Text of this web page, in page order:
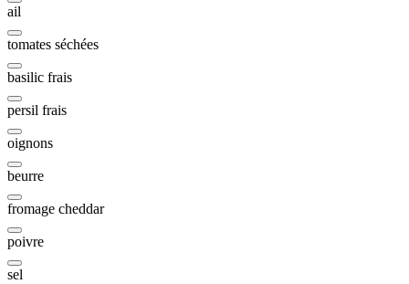
ail
tomates séchées
basilic frais
persil frais
oignons
beurre
fromage cheddar
poivre
sel